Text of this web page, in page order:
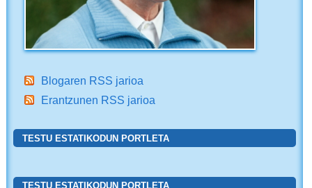
Blogaren RSS jarioa
Erantzunen RSS jarioa
TESTU ESTATIKODUN PORTLETA
TESTU ESTATIKODUN PORTLETA